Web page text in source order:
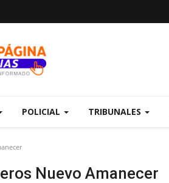
POLICIAL TRIBUNALES
Nuevo Amanecer